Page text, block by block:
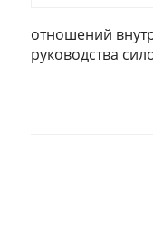
отношений
руководства